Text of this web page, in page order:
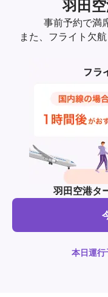
羽田
事前予約で満
また、フライト欠
羽田空港タ
本日運